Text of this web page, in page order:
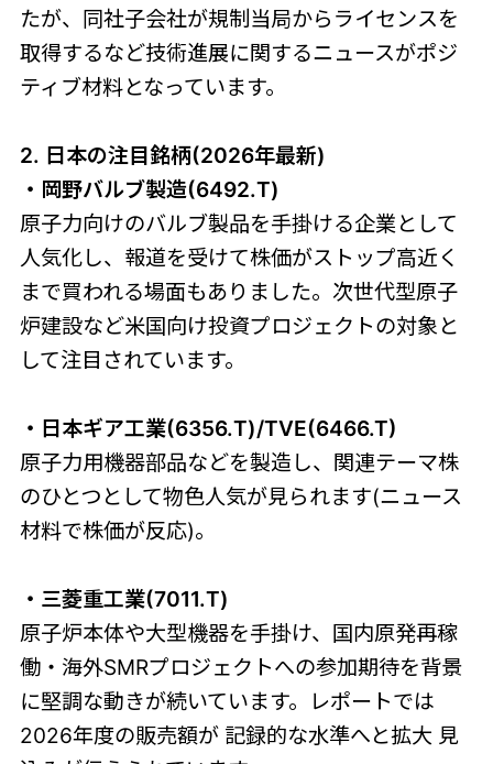
たが、同社子会社が規制当局からライセンスを
取得するなど技術進展に関するニュースがポジ
ティブ材料となっています。
2. 日本の注目銘柄(2026年最新)
・岡野バルブ製造(6492.T)
原子力向けのバルブ製品を手掛ける企業として
人気化し、報道を受けて株価がストップ高近く
まで買われる場面もありました。次世代型原子
炉建設など米国向け投資プロジェクトの対象と
して注目されています。
・日本ギア工業(6356.T)/TVE(6466.T)
原子力用機器部品などを製造し、関連テーマ株
のひとつとして物色人気が見られます(ニュース
材料で株価が反応)。
・三菱重工業(7011.T)
原子炉本体や大型機器を手掛け、国内原発再稼
働・海外SMRプロジェクトへの参加期待を背景
に堅調な動きが続いています。レポートでは
2026年度の販売額が 記録的な水準へと拡大 見